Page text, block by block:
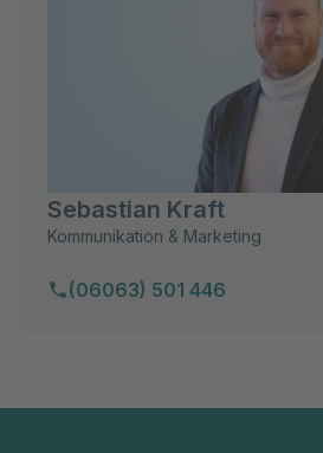
Sebastian Kraft
Kommunikation & Marketing
(06063) 501 446